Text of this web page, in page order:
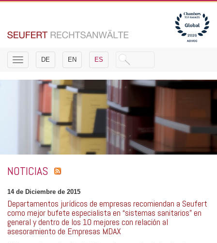
Toggle
navigation
DE EN ES
NOTICIAS
14 de Diciembre de 2015
Departamentos jurídicos de empresas recomiendan a Seufert
como mejor bufete especialista en “sistemas sanitarios” en
general y dentro de los 10 mejores con relación al
asesoramiento de Empresas MDAX